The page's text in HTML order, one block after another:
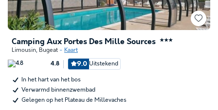
Camping Aux Portes Des Mille Sources ★★★
Limousin, Bugeat Kaart
4.8 9.0 Uitstekend
In het hart van het bos
Verwarmd binnenzwembad
Gelegen op het Plateau de Millevaches